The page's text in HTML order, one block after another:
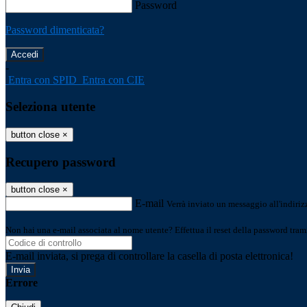
Password
Password dimenticata?
-
Entra con SPID Entra con CIE
Seleziona utente
button close ×
Recupero password
button close ×
E-mail Verrà inviato un messaggio
Non hai una e-mail associata al nome utente? Effettua il reset della password
E-mail inviata, si prega di controllare la casella di posta elettronica!
Errore